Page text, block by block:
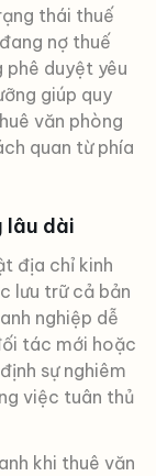
thái thuế
nợ thuế
phê duyệt yêu
giúp quy
văn phòng
quan từ phía
lâu dài
địa chỉ kinh
lưu trữ cả bản
nghiệp dễ
tác mới hoặc
sự nghiêm
việc tuân thủ
khi thuê văn